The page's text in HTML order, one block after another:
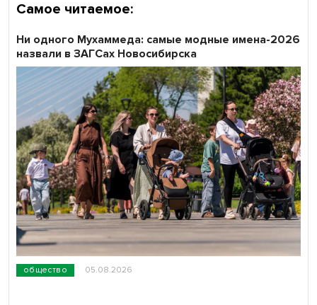
Самое читаемое:
общество 05.08.2026
Ни одного Мухаммеда: самые модные имена-2026
назвали в ЗАГСах Новосибирска